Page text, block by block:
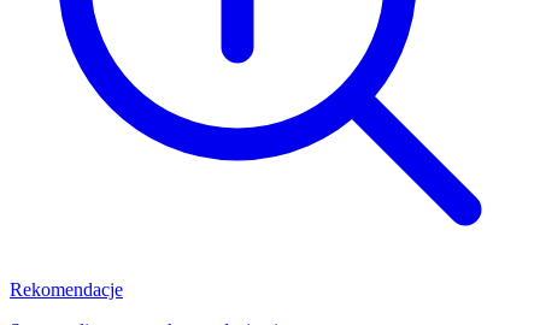
Rekomendacje